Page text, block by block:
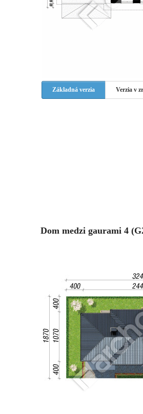
Základná verzia Verzia v
Dom medzi gaurami 4